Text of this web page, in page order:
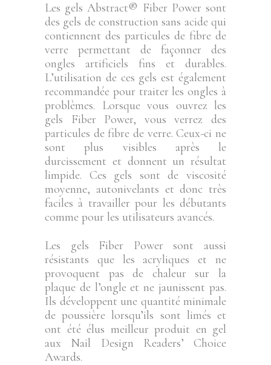
Les gels Abstract® Fiber Power sont
des gels de construction sans acide qui
contiennent des particules de fibre de
verre permettant de façonner des
ongles artificiels fins et durables.
L’utilisation de ces gels est également
recommandée pour traiter les ongles à
problèmes. Lorsque vous ouvrez les
gels Fiber Power, vous verrez des
particules de fibre de verre. Ceux-ci ne
sont plus visibles après le
durcissement et donnent un résultat
limpide. Ces gels sont de viscosité
moyenne, autonivelants et donc très
faciles à travailler pour les débutants
comme pour les utilisateurs avancés.
Les gels Fiber Power sont aussi
résistants que les acryliques et ne
provoquent pas de chaleur sur la
plaque de l’ongle et ne jaunissent pas.
Ils développent une quantité minimale
de poussière lorsqu’ils sont limés et
ont été élus meilleur produit en gel
aux Nail Design Readers’ Choice
Awards.